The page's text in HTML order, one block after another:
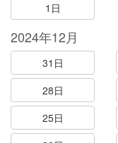
1日
2024年12月
31日
28日
25日